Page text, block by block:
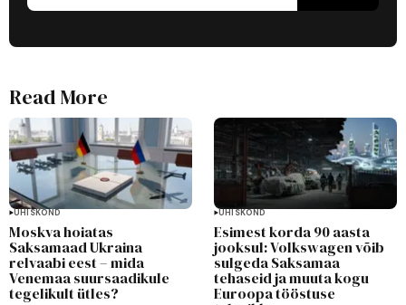
Read More
ÜHISKOND
Moskva hoiatas
Saksamaad Ukraina
relvaabi eest – mida
Venemaa suursaadikule
tegelikult ütles?
ÜHISKOND
Esimest korda 90 aasta
jooksul: Volkswagen võib
sulgeda Saksamaa
tehaseid ja muuta kogu
Euroopa tööstuse